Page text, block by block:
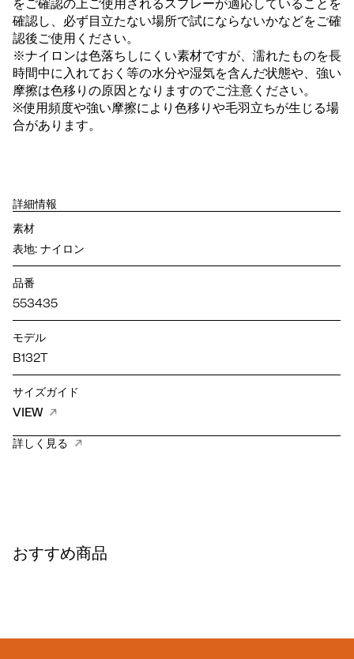
をご確認の上ご使用されるスプレーが適応していることを
確認し、必ず目立たない場所で試にならないかなどをご確
認後ご使用ください。
※ナイロンは色落ちしにくい素材ですが、濡れたものを長
時間中に入れておく等の水分や湿気を含んだ状態や、強い
摩擦は色移りの原因となりますのでご注意ください。
※使用頻度や強い摩擦により色移りや毛羽立ちが生じる場
合があります。
詳細情報
素材
表地: ナイロン
品番
553435
モデル
B132T
サイズガイド
VIEW
詳しく見る
おすすめ商品